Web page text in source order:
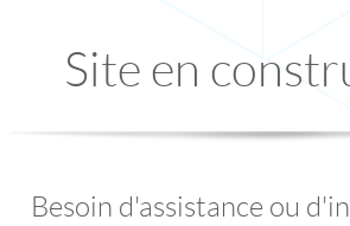
Site en
Besoin d'assistance ou